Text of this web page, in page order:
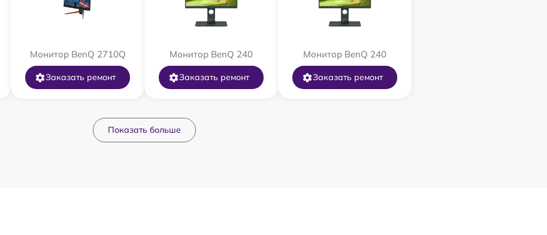
Монитор BenQ 2710Q
Заказать ремонт
Монитор BenQ 240
Заказать ремонт
Монитор BenQ 240
Заказать ремонт
Показать больше